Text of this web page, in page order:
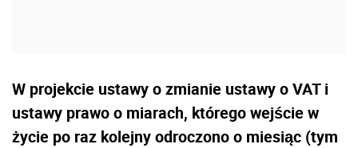
W projekcie ustawy o zmianie ustawy o VAT i
ustawy prawo o miarach, którego wejście w
życie po raz kolejny odroczono o miesiąc (tym